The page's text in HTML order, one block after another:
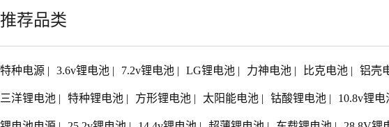
推荐品类
特种电源 | 3.6v锂电池 | 7.2v锂电池 | LG锂电池 | 力神电池 | 比克电池 | 铝壳
三洋锂电池 | 特种锂电池 | 方形锂电池 | 太阳能电池 | 钴酸锂电池 | 10.8v锂电